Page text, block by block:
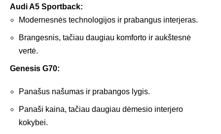
Audi A5 Sportback:
Modernesnės technologijos ir prabangus interjeras.
Brangesnis, tačiau daugiau komforto ir aukštesnė
vertė.
Genesis G70:
Panašus našumas ir prabangos lygis.
Panaši kaina, tačiau daugiau dėmesio interjero
kokybei.